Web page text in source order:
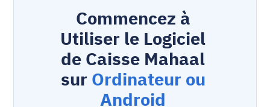
Commencez à
Utiliser le Logiciel
de Caisse Mahaal
sur Ordinateur ou